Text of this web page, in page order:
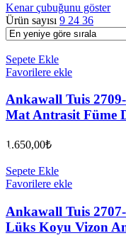
Kenar çubuğunu göster
Ürün sayısı 9 24 36
Sepete Ekle
Favorilere ekle
Ankawall Tuis
Mat Antrasit Füme
1.650,00₺
Sepete Ekle
Favorilere ekle
Ankawall Tuis
Lüks Koyu Vizon